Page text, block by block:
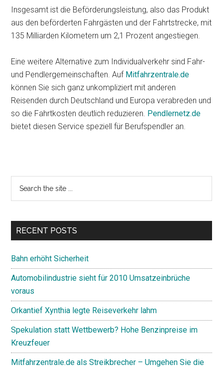
Insgesamt ist die Beförderungsleistung, also das Produkt
aus den beförderten Fahrgästen und der Fahrtstrecke, mit
135 Milliarden Kilometern um 2,1 Prozent angestiegen.
Eine weitere Alternative zum Individualverkehr sind Fahr-
und Pendlergemeinschaften. Auf Mitfahrzentrale.de
können Sie sich ganz unkompliziert mit anderen
Reisenden durch Deutschland und Europa verabreden und
so die Fahrtkosten deutlich reduzieren. Pendlernetz.de
bietet diesen Service speziell für Berufspendler an.
Primary
Sidebar
...
RECENT POSTS
Bahn erhöht Sicherheit
Automobilindustrie sieht für 2010 Umsatzeinbrüche
voraus
Orkantief Xynthia legte Reiseverkehr lahm
Spekulation statt Wettbewerb? Hohe Benzinpreise im
Kreuzfeuer
Mitfahrzentrale.de als Streikbrecher – Umgehen Sie die